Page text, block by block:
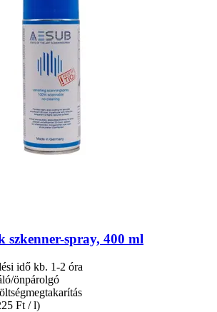
szkenner-​spray, 400 ml
idő kb. 1-2 óra
önpárolgó
Ft / l)